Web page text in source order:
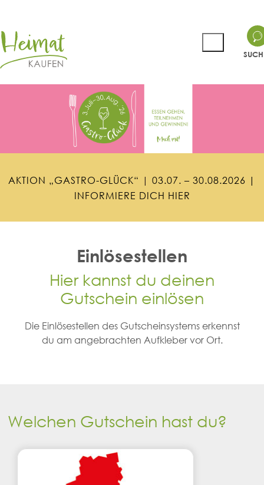
AKTION „GASTRO-GL ÜCK“ | 03.07. – 30.08.2026 |
INFORMIERE DICH HIER
Einlösestellen
Hier kannst du deinen
Gutschein einlösen
Die Einlösestellen des Gutscheinsystems erkennst
du am angebrachten Aufkleber vor Ort.
Welchen Gutschein hast du?